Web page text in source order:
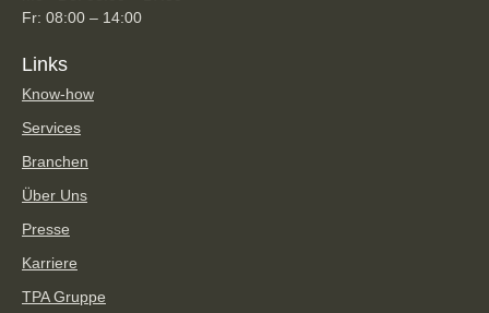
Fr: 08:00 – 14:00
Links
Know-how
Services
Branchen
Über Uns
Presse
Karriere
TPA Gruppe